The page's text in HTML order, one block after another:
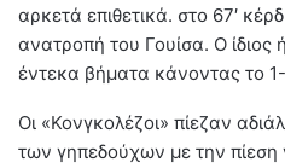
αρκετά επιθετικά. στο 67′
ανατροπή του Γουίσα. Ο ίδιος
έντεκα βήματα κάνοντας το
Οι «Κονγκολέζοι» πίεζαν
των γηπεδούχων με την